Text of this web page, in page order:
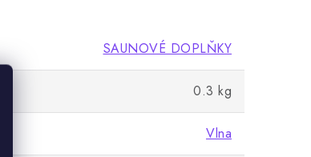
SAUNOVÉ DOPLŇKY
0.3 kg
Vlna